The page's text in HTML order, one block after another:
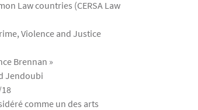
Law countries (CERSA Law
Violence and Justice
Brennan »
Jendoubi
comme un des arts